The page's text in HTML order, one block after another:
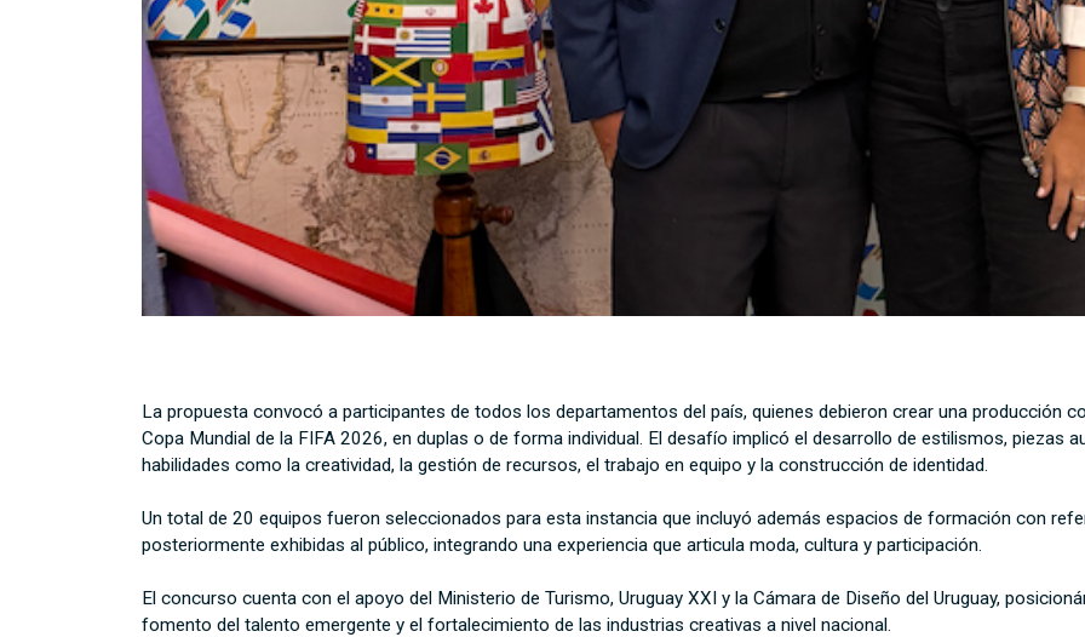
La propuesta convocó a participantes de todos los departamentos del país, quienes debieron crear una producción
Copa Mundial de la FIFA 2026, en duplas o de forma individual. El desafío implicó el desarrollo de estilismos, piezas
habilidades como la creatividad, la gestión de recursos, el trabajo en equipo y la construcción de identidad.
Un total de 20 equipos fueron seleccionados para esta instancia que incluyó además espacios de formación con
posteriormente exhibidas al público, integrando una experiencia que articula moda, cultura y participación.
El concurso cuenta con el apoyo del Ministerio de Turismo, Uruguay XXI y la Cámara de Diseño del Uruguay,
fomento del talento emergente y el fortalecimiento de las industrias creativas a nivel nacional.